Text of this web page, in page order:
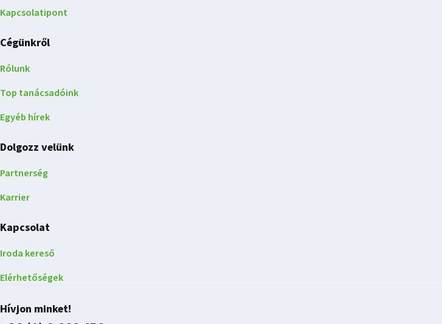
Kapcsolatipont
Cégünkről
Rólunk
Top tanácsadóink
Egyéb hírek
Dolgozz velünk
Partnerség
Karrier
Kapcsolat
Iroda kereső
Elérhetőségek
Hívjon minket!